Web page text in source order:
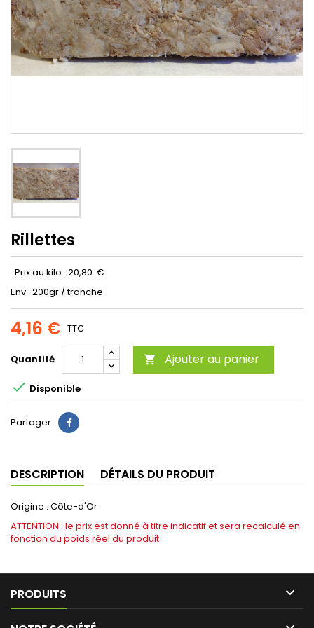
Rillettes
Prix au kilo : 20,80 €
Env. 200gr / tranche
4,16 € TTC
Quantité  Ajouter au panier
 Disponible
Partager
DESCRIPTION DÉTAILS DU PRODUIT
Origine : Côte-d'Or
ATTENTION : le prix est donné à titre indicatif et sera recalculé en
fonction du poids réel du produit
PRODUITS 